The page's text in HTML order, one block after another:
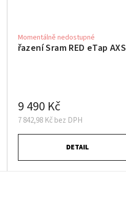
řazení Sram RED eTap AXS
Momentálně nedostupné
7 842,98 Kč bez DPH
9 490 Kč
DETAIL